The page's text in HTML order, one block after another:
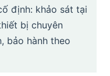
định: khảo sát tại
bị chuyên
bảo hành theo